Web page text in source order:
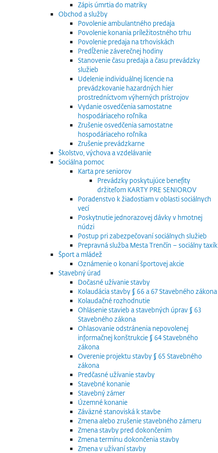
Zápis úmrtia do matriky
Obchod a služby
Povolenie ambulantného predaja
Povolenie konania príležitostného trhu
Povolenie predaja na trhoviskách
Predĺženie záverečnej hodiny
Stanovenie času predaja a času prevádzky
služieb
Udelenie individuálnej licencie na
prevádzkovanie hazardných hier
prostredníctvom výherných prístrojov
Vydanie osvedčenia samostatne
hospodáriaceho roľníka
Zrušenie osvedčenia samostatne
hospodáriaceho roľníka
Zrušenie prevádzkarne
Školstvo, výchova a vzdelávanie
Sociálna pomoc
Karta pre seniorov
Prevádzky poskytujúce benefity
držiteľom KARTY PRE SENIOROV
Poradenstvo k žiadostiam v oblasti sociálnych
vecí
Poskytnutie jednorazovej dávky v hmotnej
núdzi
Postup pri zabezpečovaní sociálnych služieb
Prepravná služba Mesta Trenčín – sociálny taxík
Šport a mládež
Oznámenie o konaní športovej akcie
Stavebný úrad
Dočasné užívanie stavby
Kolaudácia stavby § 66 a 67 Stavebného zákona
Kolaudačné rozhodnutie
Ohlásenie stavieb a stavebných úprav § 63
Stavebného zákona
Ohlasovanie odstránenia nepovolenej
informačnej konštrukcie § 64 Stavebného
zákona
Overenie projektu stavby § 65 Stavebného
zákona
Predčasné užívanie stavby
Stavebné konanie
Stavebný zámer
Územné konanie
Záväzné stanoviská k stavbe
Zmena alebo zrušenie stavebného zámeru
Zmena stavby pred dokončením
Zmena termínu dokončenia stavby
Zmena v užívaní stavby